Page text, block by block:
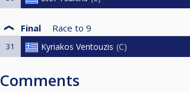
Final Race to 9
31 Kyriakos Ventouzis C
Comments